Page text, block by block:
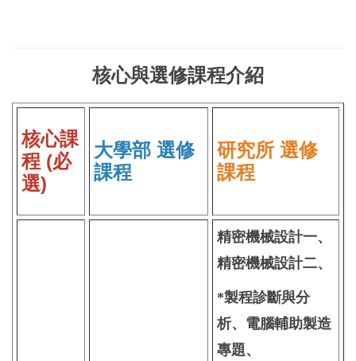
核心與選修課程介紹
核心課
程 (必
選)
大學部 選修
課程
研究所 選修
課程
精密機械設計一、
精密機械設計二、
*製程診斷與分
析、電腦輔助製造
專題、